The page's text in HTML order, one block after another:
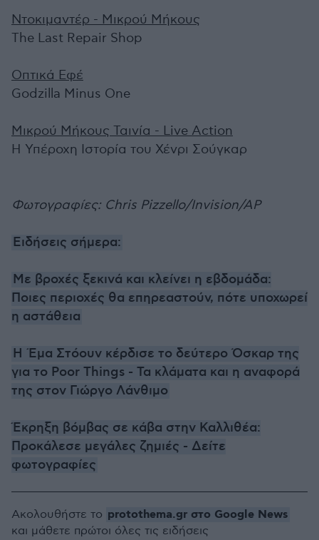
Ντοκιμαντέρ - Μικρού Μήκους
The Last Repair Shop
Οπτικά Εφέ
Godzilla Minus One
Μικρού Μήκους Ταινία - Live Action
Η Υπέροχη Ιστορία του Χένρι Σούγκαρ
Φωτογραφίες: Chris Pizzello/Invision/AP
Ειδήσεις σήμερα:
Με βροχές ξεκινά και κλείνει η εβδομάδα:
Ποιες περιοχές θα επηρεαστούν, πότε υποχωρεί
η αστάθεια
Η Έμα Στόουν κέρδισε το δεύτερο Όσκαρ της
για το Poor Things - Τα κλάματα και η αναφορά
της στον Γιώργο Λάνθιμο
Έκρηξη βόμβας σε κάβα στην Καλλιθέα:
Προκάλεσε μεγάλες ζημιές - Δείτε
φωτογραφίες
Ακολουθήστε το protothema.gr στο Google News
και μάθετε πρώτοι όλες τις ειδήσεις